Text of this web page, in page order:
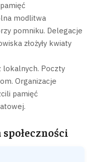
modlitwa
pomniku. Delegacje
złożyły kwiaty
lokalnych. Poczty
Organizacje
pamięć